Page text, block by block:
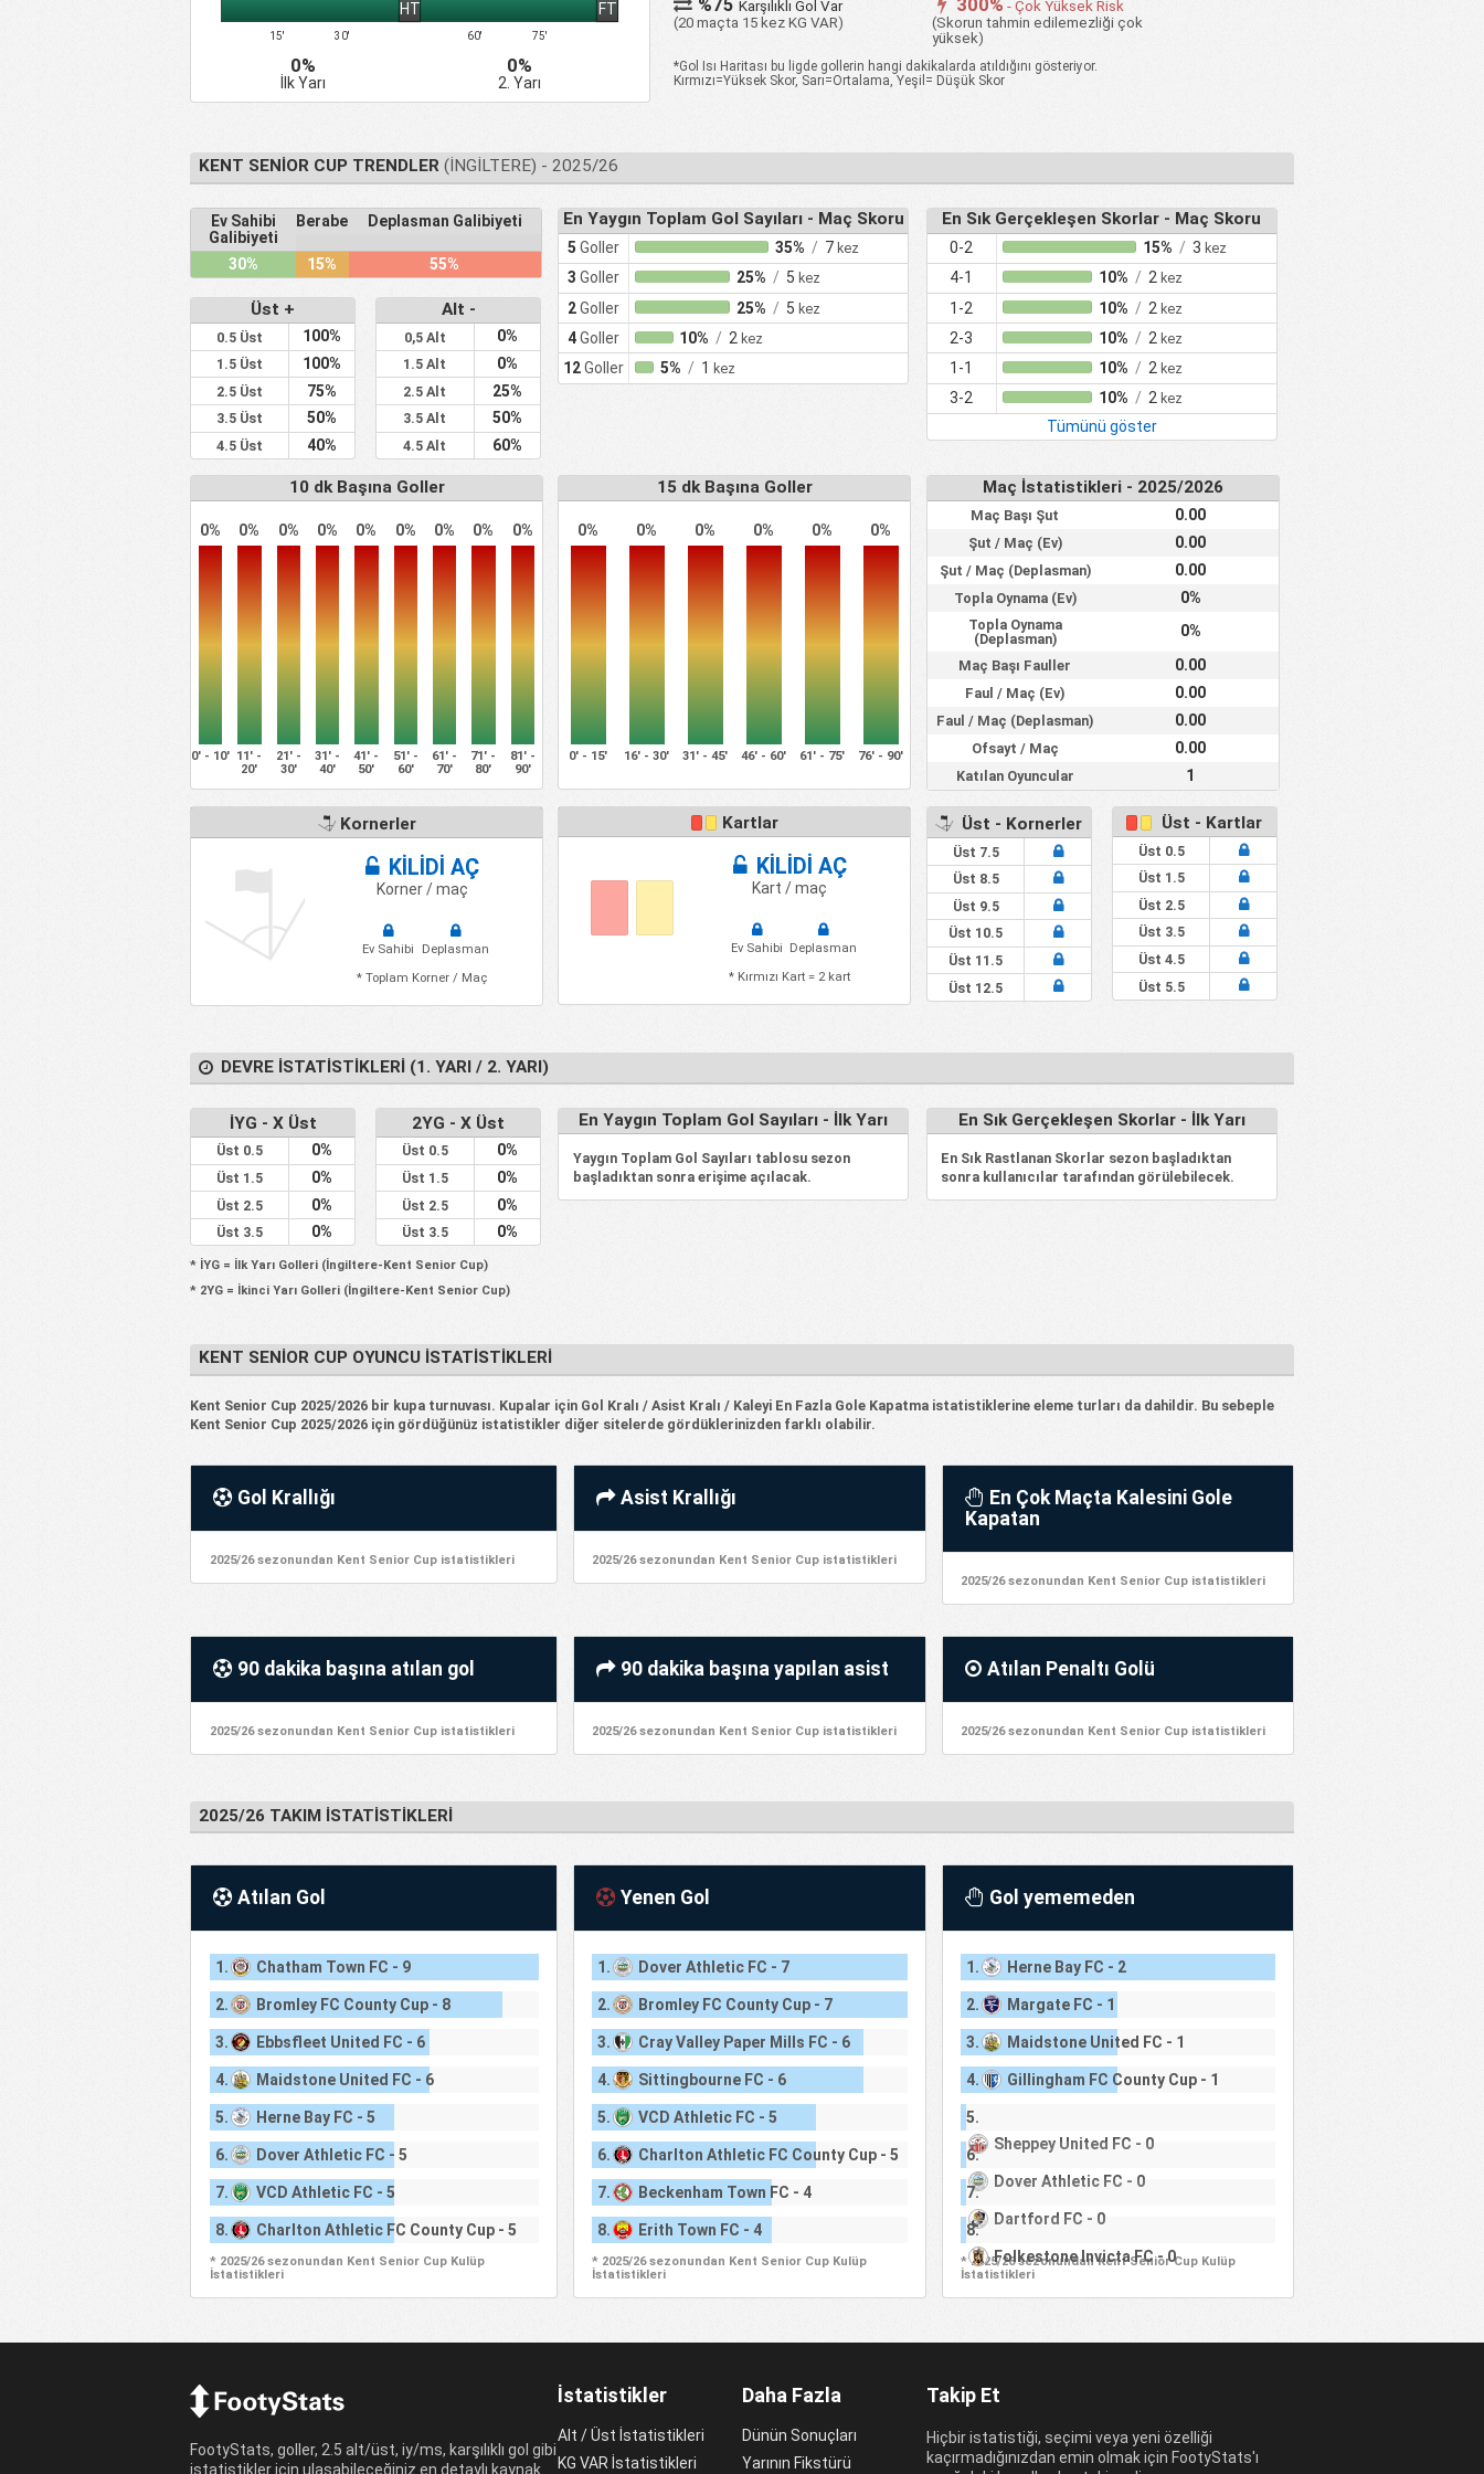
15' 30'
HT
60' 75'
FT
0%
İlk Yarı
0%
2. Yarı
Karşılıklı Gol Var
(20 maçta 15 kez KG VAR)
- Çok Yüksek Risk
(Skorun tahmin edilemezliği çok
yüksek)
*Gol Isı Haritası bu ligde gollerin hangi dakikalarda atıldığını gösteriyor.
Kırmızı=Yüksek Skor, Sarı=Ortalama, Yeşil= Düşük Skor
KENT SENIOR CUP TRENDLER(İNGILTERE) - 2025/26
Ev Sahibi
Galibiyeti
BeraberlikDeplasman Galibiyeti
30% 15% 55%
Üst +
0.5 Üst 100%
1.5 Üst 100%
2.5 Üst 75%
3.5 Üst 50%
4.5 Üst 40%
Alt -
0,5 Alt 0%
1.5 Alt 0%
2.5 Alt 25%
3.5 Alt 50%
4.5 Alt 60%
En Yaygın Toplam Gol Sayıları - Maç Skoru
5 Goller 35% / 7 kez
3 Goller 25% / 5 kez
2Goller 25% / 5 kez
4Goller 10% / 2kez
12Goller 5% / 1 kez
En Sık Gerçekleşen Skorlar - Maç Skoru
0-2 15% / 3 kez
4-1 10% / 2 kez
1-2 10% / 2 kez
2-3 10% / 2 kez
1-1 10% / 2 kez
3-2 10% / 2 kez
Tümünü göster
10 dk Başına Goller
0% 0% 0% 0% 0% 0% 0% 0% 0%
0' - 10' 11' -
20'
21' -
30'
31' -
40'
41' -
50'
51' -
60'
61' -
70'
71' -
80'
81' -
90'
15 dk Başına Goller
0% 0% 0% 0% 0% 0%
0' - 15' 16' - 30' 31' - 45' 46' - 60' 61' - 75' 76' - 90'
Maç İstatistikleri - 2025/2026
Maç Başı Şut 0.00
Şut / Maç (Ev) 0.00
Şut / Maç (Deplasman) 0.00
Topla Oynama (Ev) 0%
Topla Oynama
(Deplasman)
0%
Maç Başı Fauller 0.00
Faul / Maç (Ev) 0.00
Faul / Maç (Deplasman) 0.00
Ofsayt / Maç 0.00
Katılan Oyuncular 1
Kornerler
KİLİDİ AÇ
Korner / maç
Ev Sahibi
Deplasman
* Toplam Korner / Maç
Kartlar
KİLİDİ AÇ
Kart / maç
Ev Sahibi
Deplasman
* Kırmızı Kart = 2 kart
Üst - Kornerler
Üst 7.5
Üst 8.5
Üst 9.5
Üst 10.5
Üst 11.5
Üst 12.5
Üst - Kartlar
Üst 0.5
Üst 1.5
Üst 2.5
Üst 3.5
Üst 4.5
Üst 5.5
DEVRE İSTATISTIKLERI (1. YARI / 2. YARI)
İYG - X Üst
Üst 0.5 0%
Üst 1.5 0%
Üst 2.5 0%
Üst 3.5 0%
2YG - X Üst
Üst 0.5 0%
Üst 1.5 0%
Üst 2.5 0%
Üst 3.5 0%
* İYG = İlk Yarı Golleri (İngiltere-Kent Senior Cup)
* 2YG = İkinci Yarı Golleri (İngiltere-Kent Senior Cup)
En Yaygın Toplam Gol Sayıları - İlk Yarı
Yaygın Toplam Gol Sayıları tablosu sezon
başladıktan sonra erişime açılacak.
En Sık Gerçekleşen Skorlar - İlk Yarı
En Sık Rastlanan Skorlar sezon başladıktan
sonra kullanıcılar tarafından görülebilecek.
KENT SENIOR CUP OYUNCU İSTATISTIKLERI
Kent Senior Cup 2025/2026 bir kupa turnuvası. Kupalar için Gol Kralı / Asist Kralı / Kaleyi En Fazla Gole Kapatma istatistiklerine eleme turları da dahildir. Bu sebeple
Kent Senior Cup 2025/2026 için gördüğünüz istatistikler diğer sitelerde gördüklerinizden farklı olabilir.
Gol Krallığı
2025/26 sezonundan Kent Senior Cup istatistikleri
Asist Krallığı
2025/26 sezonundan Kent Senior Cup istatistikleri
En Çok Maçta Kalesini Gole
Kapatan
2025/26 sezonundan Kent Senior Cup istatistikleri
90 dakika başına atılan gol
2025/26 sezonundan Kent Senior Cup istatistikleri
90 dakika başına yapılan asist
2025/26 sezonundan Kent Senior Cup istatistikleri
Atılan Penaltı Golü
2025/26 sezonundan Kent Senior Cup istatistikleri
2025/26 TAKIM İSTATISTIKLERI
Atılan Gol
1. Chatham Town FC - 9
2. Bromley FC County Cup - 8
3. Ebbsfleet United FC - 6
4. Maidstone United FC - 6
5. Herne Bay FC - 5
6. Dover Athletic FC - 5
7. VCD Athletic FC - 5
8. Charlton Athletic FC County Cup - 5
* 2025/26 sezonundan Kent Senior Cup Kulüp
İstatistikleri
Yenen Gol
1. Dover Athletic FC - 7
2. Bromley FC County Cup - 7
3. Cray Valley Paper Mills FC - 6
4. Sittingbourne FC - 6
5. VCD Athletic FC - 5
6. Charlton Athletic FC County Cup - 5
7. Beckenham Town FC - 4
8. Erith Town FC - 4
* 2025/26 sezonundan Kent Senior Cup Kulüp
İstatistikleri
Gol yememeden
1. Herne Bay FC - 2
2. Margate FC - 1
3. Maidstone United FC - 1
4. Gillingham FC County Cup - 1
5.
Sheppey United FC - 0
6.
Dover Athletic FC - 0
7.
Dartford FC - 0
8.
Folkestone Invicta FC - 0
* 2025/26 sezonundan Kent Senior Cup Kulüp
İstatistikleri
FootyStats, goller, 2.5 alt/üst, iy/ms, karşılıklı gol gibi
istatistikler için ulaşabileceğiniz en detaylı kaynak.
İstatistikler
Alt / Üst İstatistikleri
KG VAR İstatistikleri
Daha Fazla
Dünün Sonuçları
Yarının Fikstürü
Takip Et
Hiçbir istatistiği, seçimi veya yeni özelliği
kaçırmadığınızdan emin olmak için FootyStats'ı